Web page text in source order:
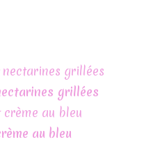
grillées
au bleu